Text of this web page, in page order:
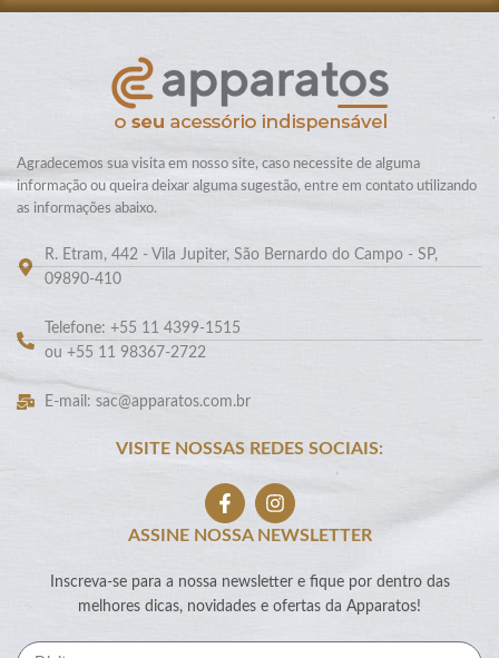
Agradecemos sua visita em nosso site, caso necessite de alguma
informação ou queira deixar alguma sugestão, entre em contato utilizando
as informações abaixo.
R. Etram, 442 - Vila Jupiter, São Bernardo do Campo - SP,
09890-410
Telefone: +55 11 4399-1515
ou +55 11 98367-2722
E-mail: sac@apparatos.com.br
VISITE NOSSAS REDES SOCIAIS:
ASSINE NOSSA NEWSLETTER
Inscreva-se para a nossa newsletter e fique por dentro das
melhores dicas, novidades e ofertas da Apparatos!